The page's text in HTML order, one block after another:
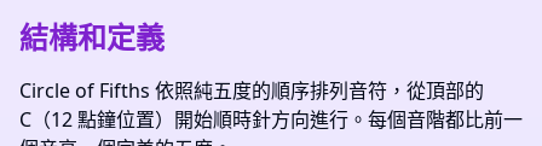
結構和定義
Circle of Fifths 依照純五度的順序排列音符，從頂部的
C（12 點鐘位置）開始順時針方向進行。每個音階都比前一